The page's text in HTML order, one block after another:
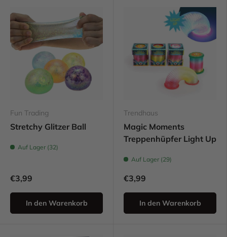
Fun Trading
Stretchy Glitzer Ball
Auf Lager (32)
€3,99
In den Warenkorb
Trendhaus
Magic Moments
Treppenhüpfer Light Up
Auf Lager (29)
€3,99
In den Warenkorb